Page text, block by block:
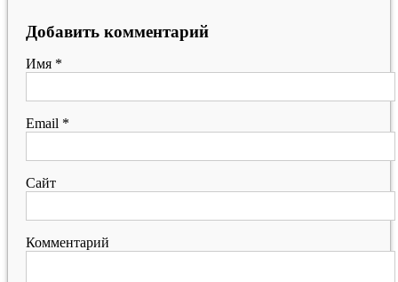
Добавить комментарий
Имя *
Email *
Сайт
Комментарий